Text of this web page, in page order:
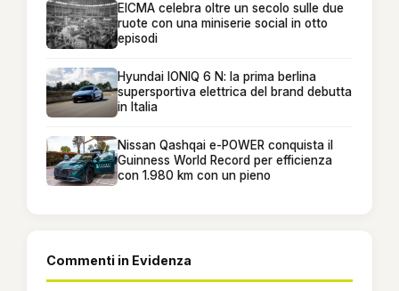
EICMA celebra oltre un secolo sulle due
ruote con una miniserie social in otto
episodi
Hyundai IONIQ 6 N: la prima berlina
supersportiva elettrica del brand debutta
in Italia
Nissan Qashqai e-POWER conquista il
Guinness World Record per efficienza
con 1.980 km con un pieno
Commenti in Evidenza